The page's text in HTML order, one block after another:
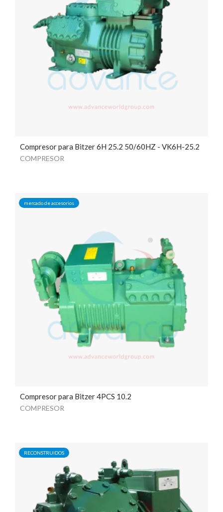
Compresor para Bitzer 6H 25.2 50/60HZ - VK6H-25.2
COMPRESOR
mercado de accesorios
Compresor para Bitzer 4PCS 10.2
COMPRESOR
RECONSTRUIDOS